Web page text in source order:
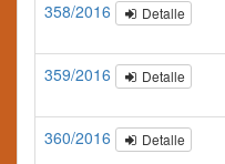
358/2016
Detalle
359/2016
Detalle
360/2016
Detalle